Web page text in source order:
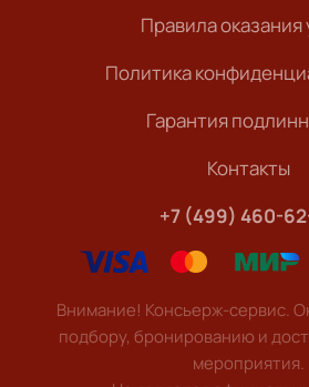
Правила оказания
Политика
Гарантия
Контакты
+7 (499) 460-
Внимание! Консьерж-сервис.
подбору, бронированию и
мероприятия.